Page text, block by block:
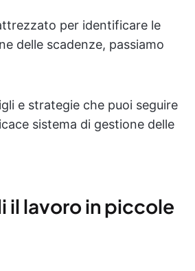
per identificare le
delle scadenze, passiamo
e strategie che puoi seguire
sistema di gestione delle
il lavoro in piccole